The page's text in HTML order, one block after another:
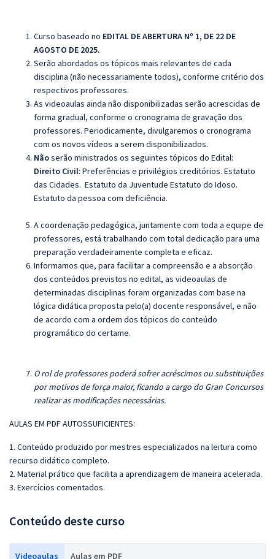
Curso baseado no EDITAL DE ABERTURA Nº 1, DE 22 DE
AGOSTO DE 2025.
Serão abordados os tópicos mais relevantes de cada
disciplina (não necessariamente todos), conforme critério dos
respectivos professores.
As videoaulas ainda não disponibilizadas serão acrescidas de
forma gradual, conforme o cronograma de gravação dos
professores. Periodicamente, divulgaremos o cronograma
com os novos vídeos a serem disponibilizados.
Nãoserão ministrados os seguintes tópicos do Edital:
Direito Civil: Preferências e privilégios creditórios. Estatuto
das Cidades. Estatuto da Juventude Estatuto do Idoso.
Estatuto da pessoa com deficiência.
A coordenação pedagógica, juntamente com toda a equipe de
professores, está trabalhando com total dedicação para uma
preparação verdadeiramente completa e eficaz.
Informamos que, para facilitar a compreensão e a absorção
dos conteúdos previstos no edital, as videoaulas de
determinadas disciplinas foram organizadas com base na
lógica didática proposta pelo(a) docente responsável, e não
de acordo com a ordem dos tópicos do conteúdo
programático do certame.
O rol de professores poderá sofrer acréscimos ou substituições
por motivos de força maior, ficando a cargo do Gran Concursos
realizar as modificações necessárias.
AULAS EM PDF AUTOSSUFICIENTES:
1. Conteúdo produzido por mestres especializados na leitura como
recurso didático completo.
2. Material prático que facilita a aprendizagem de maneira acelerada.
3. Exercícios comentados.
Conteúdo deste curso
Videoaulas Aulas em PDF